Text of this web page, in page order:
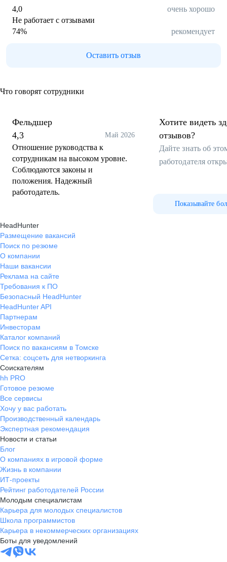
4,0
очень хорошо
Не работает с отзывами
74% рекомендует
Оставить отзыв
Что говорят сотрудники
Фельдшер
4,3
Май 2026
Отношение руководства к
сотрудникам на высоком уровне.
Соблюдаются законы и
положения. Надежный
работодатель.
Хотите видеть
отзывов?
Дайте знать об
работодателя
Показывайте
HeadHunter
Размещение вакансий
Поиск по резюме
О компании
Наши вакансии
Реклама на сайте
Требования к ПО
Безопасный HeadHunter
HeadHunter API
Партнерам
Инвесторам
Каталог компаний
Поиск по вакансиям в Томске
Сетка: соцсеть для нетворкинга
Соискателям
hh PRO
Готовое резюме
Все сервисы
Хочу у вас работать
Производственный календарь
Экспертная рекомендация
Новости и статьи
Блог
О компаниях в игровой форме
Жизнь в компании
ИТ-проекты
Рейтинг работодателей России
Молодым специалистам
Карьера для молодых специалистов
Школа программистов
Карьера в некоммерческих организациях
Боты для уведомлений